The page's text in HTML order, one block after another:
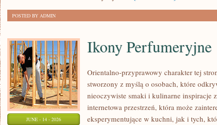
POSTED BY ADMIN
JUNE - 14 - 2026
Ikony Perfumeryjne
Orientalno-przyprawowy charakter tej
stworzony z myślą o osobach, które
nieoczywiste smaki i kulinarne inspiracje
internetowa przestrzeń, która może
eksperymentujące w kuchni, jak i tych,